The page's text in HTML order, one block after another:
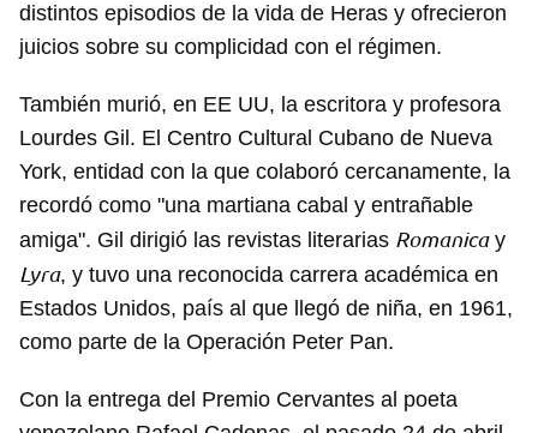
Guardar como favorito
iniciar sesión con tu cuenta de 14ymedio.
INICIAR SESIÓN CANCELAR
distintos episodios de la vida de Heras y ofrecieron
juicios sobre su complicidad con el régimen.
También murió, en EE UU, la escritora y profesora
Lourdes Gil. El Centro Cultural Cubano de Nueva
York, entidad con la que colaboró cercanamente, la
recordó como "una martiana cabal y entrañable
amiga". Gil dirigió las revistas literarias Romanicay
Lyra, y tuvo una reconocida carrera académica en
Estados Unidos, país al que llegó de niña, en 1961,
como parte de la Operación Peter Pan.
Con la entrega del Premio Cervantes al poeta